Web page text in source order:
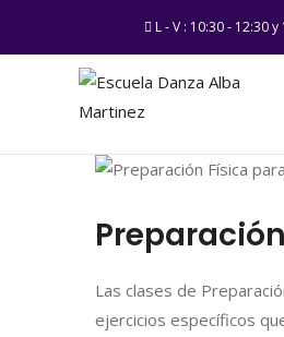
L - V : 10:30 - 12:30
Las clases de
ejercicios específicos